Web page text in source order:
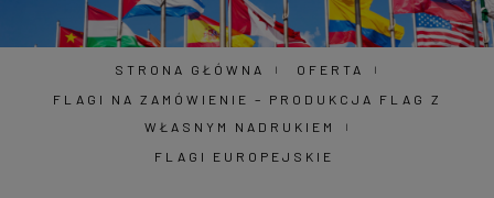
STRONA GŁÓWNA
OFERTA
FLAGI NA ZAMÓWIENIE – PRODUKCJA FLAG Z
WŁASNYM NADRUKIEM
FLAGI EUROPEJSKIE